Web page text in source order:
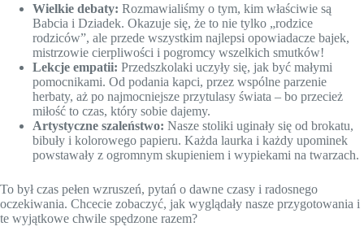
Wielkie debaty: Rozmawialiśmy o tym, kim właściwie są
Babcia i Dziadek. Okazuje się, że to nie tylko „rodzice
rodziców”, ale przede wszystkim najlepsi opowiadacze bajek,
mistrzowie cierpliwości i pogromcy wszelkich smutków!
Lekcje empatii: Przedszkolaki uczyły się, jak być małymi
pomocnikami. Od podania kapci, przez wspólne parzenie
herbaty, aż po najmocniejsze przytulasy świata – bo przecież
miłość to czas, który sobie dajemy.
Artystyczne szaleństwo: Nasze stoliki uginały się od brokatu,
bibuły i kolorowego papieru. Każda laurka i każdy upominek
powstawały z ogromnym skupieniem i wypiekami na twarzach.
To był czas pełen wzruszeń, pytań o dawne czasy i radosnego
oczekiwania. Chcecie zobaczyć, jak wyglądały nasze przygotowania i
te wyjątkowe chwile spędzone razem?